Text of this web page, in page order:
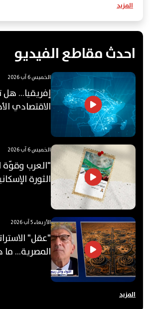
المزيد
احدث مقاطع الفيديو
الخميس 6 آب 2026
إفريقيا...
الاقتصادي
الخميس 6 آب 2026
"العرب وقوّة
الثورة
الأربعاء 5 آب 2026
"عقل"
المصرية...
المزيد